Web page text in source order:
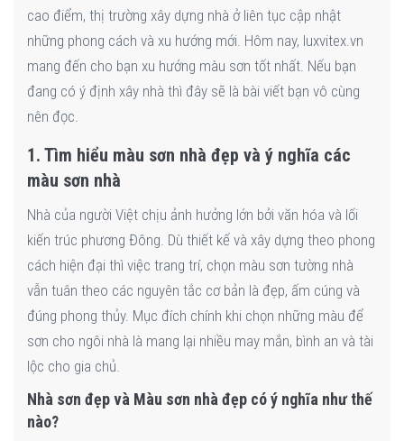
cao điểm, thị trường xây dựng nhà ở liên tục cập nhật
những phong cách và xu hướng mới. Hôm nay, luxvitex.vn
mang đến cho bạn xu hướng màu sơn tốt nhất. Nếu bạn
đang có ý định xây nhà thì đây sẽ là bài viết bạn vô cùng
nên đọc.
1. Tìm hiểu màu sơn nhà đẹp và ý nghĩa các
màu sơn nhà
Nhà của người Việt chịu ảnh hưởng lớn bởi văn hóa và lối
kiến trúc phương Đông. Dù thiết kế và xây dựng theo phong
cách hiện đại thì việc trang trí, chọn màu sơn tường nhà
vẫn tuân theo các nguyên tắc cơ bản là đẹp, ấm cúng và
đúng phong thủy. Mục đích chính khi chọn những màu để
sơn cho ngôi nhà là mang lại nhiều may mắn, bình an và tài
lộc cho gia chủ.
Nhà sơn đẹp và Màu sơn nhà đẹp có ý nghĩa như thế
nào?